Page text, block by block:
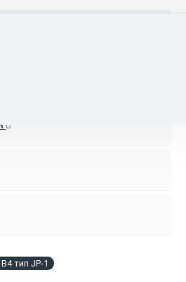
полным спектром линейки
машин торговой марки
время всегда можно получить
которые подкреплены
инженерам.
тип JP-1